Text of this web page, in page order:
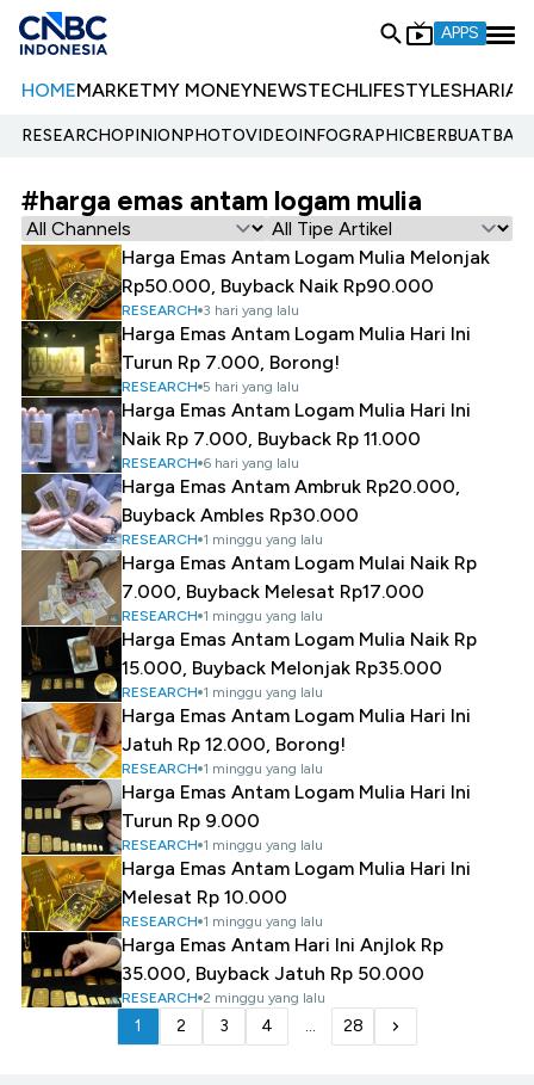
APPS
HOMEMARKETMY MONEYNEWSTECHLIFESTYLESHARIA
RESEARCHOPINIONPHOTOVIDEOINFOGRAPHIC
#harga emas antam logam mulia
Harga Emas Antam Logam Mulia Melonjak
Rp50.000, Buyback Naik Rp90.000
RESEARCH 3 hari yang lalu
Harga Emas Antam Logam Mulia Hari Ini
Turun Rp 7.000, Borong!
RESEARCH 5 hari yang lalu
Harga Emas Antam Logam Mulia Hari Ini
Naik Rp 7.000, Buyback Rp 11.000
RESEARCH 6 hari yang lalu
Harga Emas Antam Ambruk Rp20.000,
Buyback Ambles Rp30.000
RESEARCH 1 minggu yang lalu
Harga Emas Antam Logam Mulai Naik Rp
7.000, Buyback Melesat Rp17.000
RESEARCH 1 minggu yang lalu
Harga Emas Antam Logam Mulia Naik Rp
15.000, Buyback Melonjak Rp35.000
RESEARCH 1 minggu yang lalu
Harga Emas Antam Logam Mulia Hari Ini
Jatuh Rp 12.000, Borong!
RESEARCH 1 minggu yang lalu
Harga Emas Antam Logam Mulia Hari Ini
Turun Rp 9.000
RESEARCH 1 minggu yang lalu
Harga Emas Antam Logam Mulia Hari Ini
Melesat Rp 10.000
RESEARCH 1 minggu yang lalu
Harga Emas Antam Hari Ini Anjlok Rp
35.000, Buyback Jatuh Rp 50.000
RESEARCH 2 minggu yang lalu
1 2 3 4 ... 28